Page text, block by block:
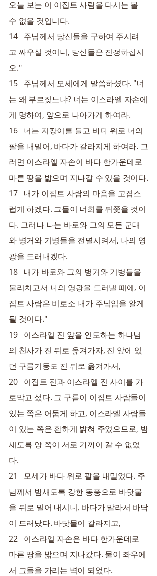
오늘 보는 이 이집트 사람을 다시는 볼
수 없을 것입니다.
14   주님께서 당신들을 구하여 주시려
고 싸우실 것이니, 당신들은 진정하십시
오."
15   주님께서 모세에게 말씀하셨다. "너
는 왜 부르짖느냐? 너는 이스라엘 자손에
게 명하여, 앞으로 나아가게 하여라.
16   너는 지팡이를 들고 바다 위로 너의
팔을 내밀어, 바다가 갈라지게 하여라. 그
러면 이스라엘 자손이 바다 한가운데로
마른 땅을 밟으며 지나갈 수 있을 것이다.
17   내가 이집트 사람의 마음을 고집스
럽게 하겠다. 그들이 너희를 뒤쫓을 것이
다. 그러나 나는 바로와 그의 모든 군대
와 병거와 기병들을 전멸시켜서, 나의 영
광을 드러내겠다.
18   내가 바로와 그의 병거와 기병들을
물리치고서 나의 영광을 드러낼 때에, 이
집트 사람은 비로소 내가 주님임을 알게
될 것이다."
19   이스라엘 진 앞을 인도하는 하나님
의 천사가 진 뒤로 옮겨가자, 진 앞에 있
던 구름기둥도 진 뒤로 옮겨가서,
20   이집트 진과 이스라엘 진 사이를 가
로막고 섰다. 그 구름이 이집트 사람들이
있는 쪽은 어둡게 하고, 이스라엘 사람들
이 있는 쪽은 환하게 밝혀 주었으므로, 밤
새도록 양 쪽이 서로 가까이 갈 수 없었
다.
21   모세가 바다 위로 팔을 내밀었다. 주
님께서 밤새도록 강한 동풍으로 바닷물
을 뒤로 밀어 내시니, 바다가 말라서 바닥
이 드러났다. 바닷물이 갈라지고,
22   이스라엘 자손은 바다 한가운데로
마른 땅을 밟으며 지나갔다. 물이 좌우에
서 그들을 가리는 벽이 되었다.